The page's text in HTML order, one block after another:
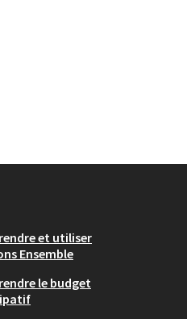
et utiliser
Ensemble
le budget